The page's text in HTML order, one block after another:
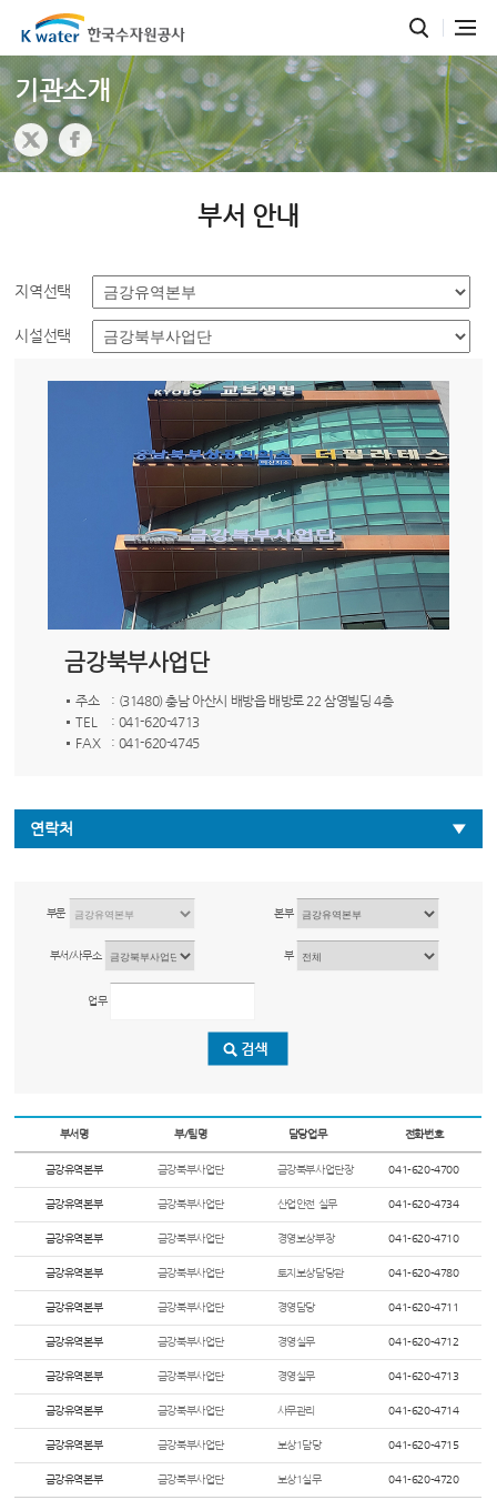
기관소개
부서 안내
지역선택
시설선택
금강북부사업단
주소
: (31480) 충남 아산시 배방읍 배방로 22 삼영빌딩 4층
TEL
: 041-620-4713
FAX
: 041-620-4745
연락처
부문 본부
부서/사무소 부
업무
부서명 부/팀명 담당업무 전화번호
금강유역본부 금강북부사업단 금강북부사업단장 041-620-4700
금강유역본부 금강북부사업단 산업안전 실무 041-620-4734
금강유역본부 금강북부사업단 경영보상부장 041-620-4710
금강유역본부 금강북부사업단 토지보상담당관 041-620-4780
금강유역본부 금강북부사업단 경영담당 041-620-4711
금강유역본부 금강북부사업단 경영실무 041-620-4712
금강유역본부 금강북부사업단 경영실무 041-620-4713
금강유역본부 금강북부사업단 사무관리 041-620-4714
금강유역본부 금강북부사업단 보상1담당 041-620-4715
금강유역본부 금강북부사업단 보상1실무 041-620-4720